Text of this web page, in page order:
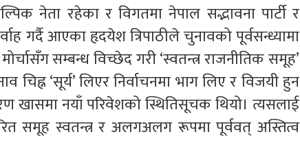
नेता रहेका र विगतमा नेपाल सद्भावना पार्टी र
गर्दै आएका हृदयेश त्रिपाठीले चुनावको पूर्वसन्ध्यामा
सम्बन्ध विच्छेद गरी ‘स्वतन्त्र राजनीतिक समूह’
‘सूर्य’ लिएर निर्वाचनमा भाग लिए र विजयी हुन
खासमा नयाँ परिवेशको स्थितिसूचक थियो। त्यसलाई
समूह स्वतन्त्र र अलगअलग रूपमा पूर्ववत् अस्तित्व